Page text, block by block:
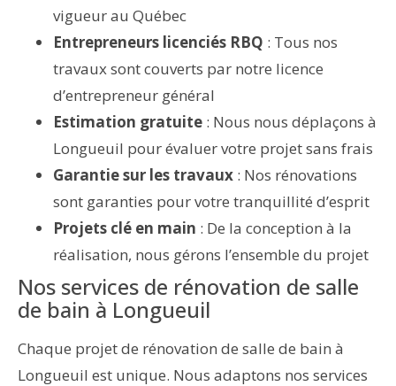
vigueur au Québec
Entrepreneurs licenciés RBQ : Tous nos
travaux sont couverts par notre licence
d’entrepreneur général
Estimation gratuite : Nous nous déplaçons à
Longueuil pour évaluer votre projet sans frais
Garantie sur les travaux : Nos rénovations
sont garanties pour votre tranquillité d’esprit
Projets clé en main : De la conception à la
réalisation, nous gérons l’ensemble du projet
Nos services de rénovation de salle
de bain à Longueuil
Chaque projet de rénovation de salle de bain à
Longueuil est unique. Nous adaptons nos services